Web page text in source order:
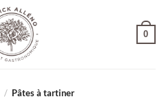
0
/ Pâtes à tartiner